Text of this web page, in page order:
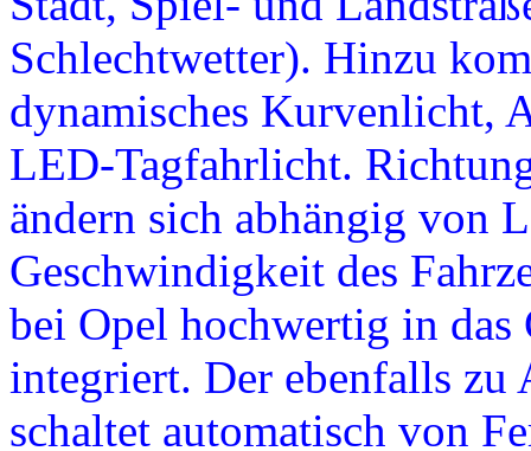
Schlechtwetter). Hinzu
dynamisches Kurvenlicht,
LED-Tagfahrlicht.
ändern sich abhängig von
Geschwindigkeit des
bei Opel hochwertig in das
integriert. Der ebenfalls zu
schaltet automatisch von